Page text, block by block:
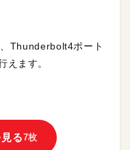
Thunderbolt4ポート
えます。
る7枚